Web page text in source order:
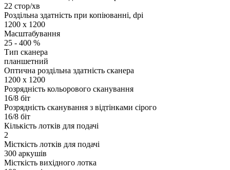
22 стор/хв
Роздільна здатність при копіюванні, dpi
1200 x 1200
Масштабування
25 - 400 %
Тип сканера
планшетний
Оптична роздільна здатність сканера
1200 х 1200
Розрядність кольорового сканування
16/8 біт
Розрядність сканування з відтінками сірого
16/8 біт
Кількість лотків для подачі
2
Місткість лотків для подачі
300 аркушів
Місткість вихідного лотка